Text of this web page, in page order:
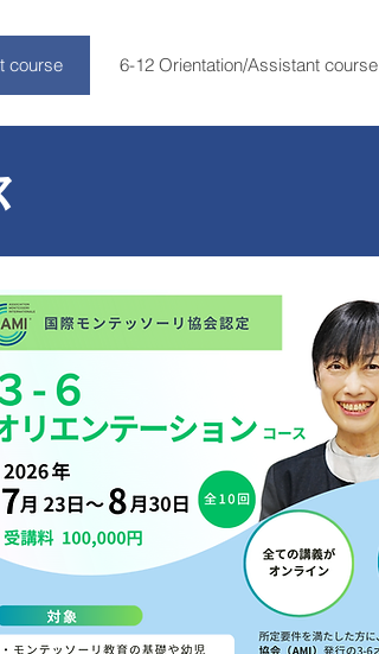
course 6-12 Orientation/Assistant course